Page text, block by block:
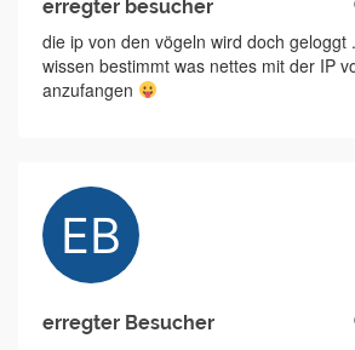
erregter besucher
die ip von den vögeln wird doch geloggt
wissen bestimmt was nettes mit der IP
anzufangen
erregter Besucher